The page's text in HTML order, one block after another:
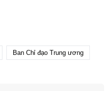
Ban Chỉ đạo Trung ương